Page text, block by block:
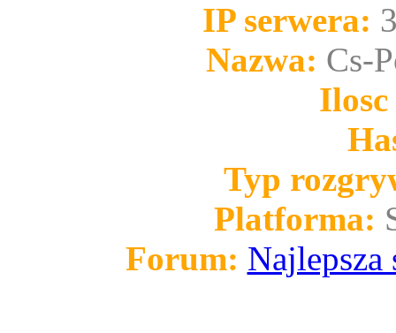
IP serwera:
Nazwa: Cs-
Typ
Platforma:
Forum: Najlepsza